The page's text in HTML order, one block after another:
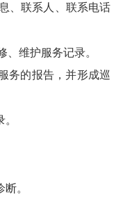
、联系人、联系电话
、维护服务记录。
务的报告，并形成巡
。